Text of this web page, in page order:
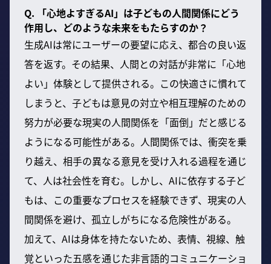
Q. 「心地よすぎるAI」は子どもの人間関係にどう
作用し、どのような未来をもたらすのか？
生成AIは常にユーザーの要望に応え、都合の良い返
答を返す。その結果、人間との対話が非常に「心地
よい」体験として提供される。この快適さに慣れて
しまうと、子どもは意見の対立や相互理解のための
努力が必要な現実の人間関係を「面倒」だと感じる
ようになる可能性がある。人間関係では、衝突を乗
り越え、相手の異なる意見を受け入れる過程を通じ
て、人は社会性を育む。しかし、AIに依存する子ど
もは、この重要なプロセスを経験できず、現実の人
間関係を避け、孤立しがちになる危険性がある。
加えて、AIは身体を持たないため、表情、視線、触
覚といった五感を通じた非言語的コミュニケーショ